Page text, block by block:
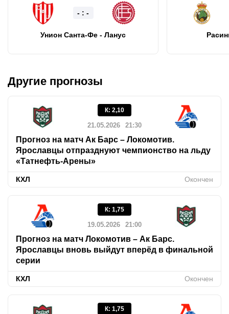
- : -
Унион Санта-Фе - Ланус
Другие прогнозы
К: 2,10
21.05.2026 21:30
Прогноз на матч Ак Барс – Локомотив.
Ярославцы отпразднуют чемпионство на льду
«Татнефть-Арены»
КХЛ Окончен
К: 1,75
19.05.2026 21:00
Прогноз на матч Локомотив – Ак Барс.
Ярославцы вновь выйдут вперёд в финальной
серии
КХЛ Окончен
К: 1,75